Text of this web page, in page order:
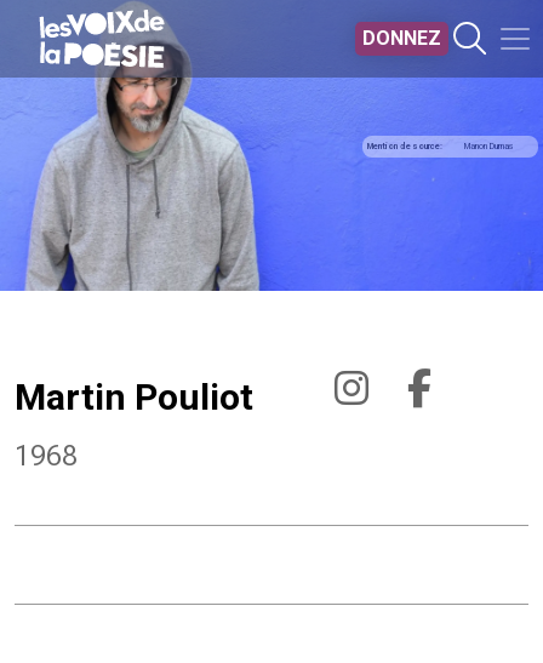
DONNEZ
Martin Pouliot
1968
Mention de source Manon Dumas